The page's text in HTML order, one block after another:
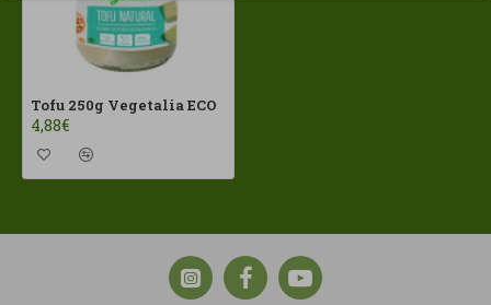
Tofu 250g Vegetalia ECO
4,88€